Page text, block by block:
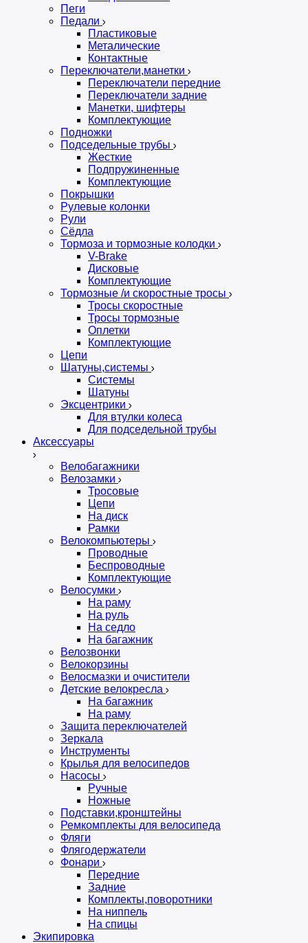
Пеги
Педали
Пластиковые
Металические
Контактные
Переключатели,манетки
Переключатели передние
Переключатели задние
Манетки, шифтеры
Комплектующие
Подножки
Подседельные трубы
Жесткие
Подпружиненные
Комплектующие
Покрышки
Рулевые колонки
Рули
Сёдла
Тормоза и тормозные колодки
V-Brake
Дисковые
Комплектующие
Тормозные /и скоростные тросы
Тросы скоростные
Тросы тормозные
Оплетки
Комплектующие
Цепи
Шатуны,системы
Системы
Шатуны
Эксцентрики
Для втулки колеса
Для подседельной трубы
Аксессуары
Велобагажники
Велозамки
Тросовые
Цепи
На диск
Рамки
Велокомпьютеры
Проводные
Беспроводные
Комплектующие
Велосумки
На раму
На руль
На седло
На багажник
Велозвонки
Велокорзины
Велосмазки и очистители
Детские велокресла
На багажник
На раму
Защита переключателей
Зеркала
Инструменты
Крылья для велосипедов
Насосы
Ручные
Ножные
Подставки,кронштейны
Ремкомплекты для велосипеда
Фляги
Флягодержатели
Фонари
Передние
Задние
Комплекты,поворотники
На ниппель
На спицы
Экипировка